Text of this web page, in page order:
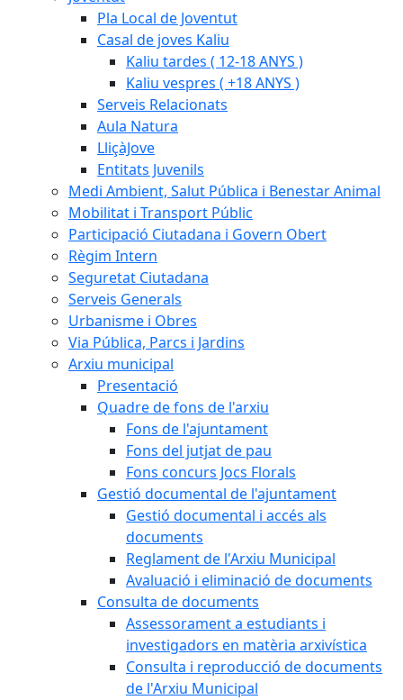
Pla Local de Joventut
Casal de joves Kaliu
Kaliu tardes ( 12-18 ANYS )
Kaliu vespres ( +18 ANYS )
Serveis Relacionats
Aula Natura
LliçàJove
Entitats Juvenils
Medi Ambient, Salut Pública i Benestar Animal
Mobilitat i Transport Públic
Participació Ciutadana i Govern Obert
Règim Intern
Seguretat Ciutadana
Serveis Generals
Urbanisme i Obres
Via Pública, Parcs i Jardins
Arxiu municipal
Presentació
Quadre de fons de l'arxiu
Fons de l'ajuntament
Fons del jutjat de pau
Fons concurs Jocs Florals
Gestió documental de l'ajuntament
Gestió documental i accés als
documents
Reglament de l'Arxiu Municipal
Avaluació i eliminació de documents
Consulta de documents
Assessorament a estudiants i
investigadors en matèria arxivística
Consulta i reproducció de documents
de l'Arxiu Municipal